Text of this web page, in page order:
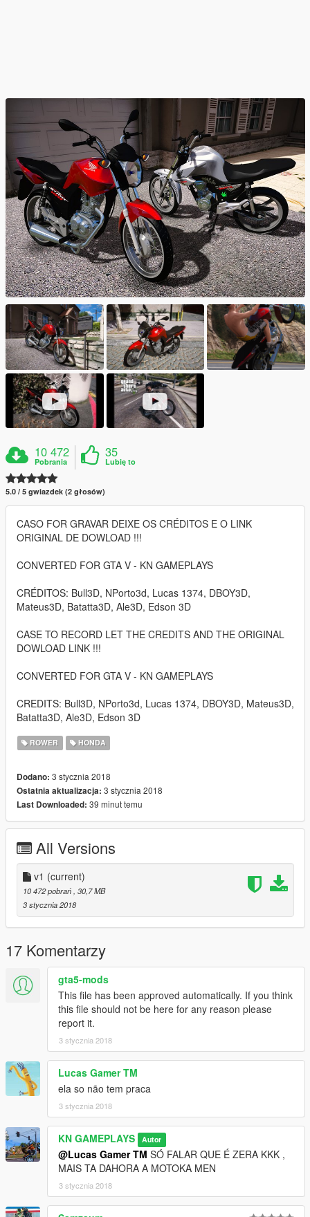
10 472
Pobrania
35
Lubię to
5.0 / 5 gwiazdek (2 głosów)
CASO FOR GRAVAR DEIXE OS CRÉDITOS E O LINK
ORIGINAL DE DOWLOAD !!!
CONVERTED FOR GTA V - KN GAMEPLAYS
CRÉDITOS: Bull3D, NPorto3d, Lucas 1374, DBOY3D,
Mateus3D, Batatta3D, Ale3D, Edson 3D
CASE TO RECORD LET THE CREDITS AND THE ORIGINAL
DOWLOAD LINK !!!
CONVERTED FOR GTA V - KN GAMEPLAYS
CREDITS: Bull3D, NPorto3d, Lucas 1374, DBOY3D, Mateus3D,
Batatta3D, Ale3D, Edson 3D
ROWER HONDA
Dodano: 3 stycznia 2018
Ostatnia aktualizacja: 3 stycznia 2018
Last Downloaded: 39 minut temu
All Versions
v1 (current)
10 472 pobrań, 30,7 MB
3 stycznia 2018
17 Komentarzy
gta5-mods
This file has been approved automatically. If you think
this file should not be here for any reason please
report it.
3 stycznia 2018
Lucas Gamer TM
ela so não tem praca
3 stycznia 2018
KN GAMEPLAYS Autor
@Lucas Gamer TM SÓ FALAR QUE É ZERA KKK ,
MAIS TA DAHORA A MOTOKA MEN
3 stycznia 2018